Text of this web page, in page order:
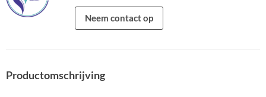
Neem contact op
Productomschrijving